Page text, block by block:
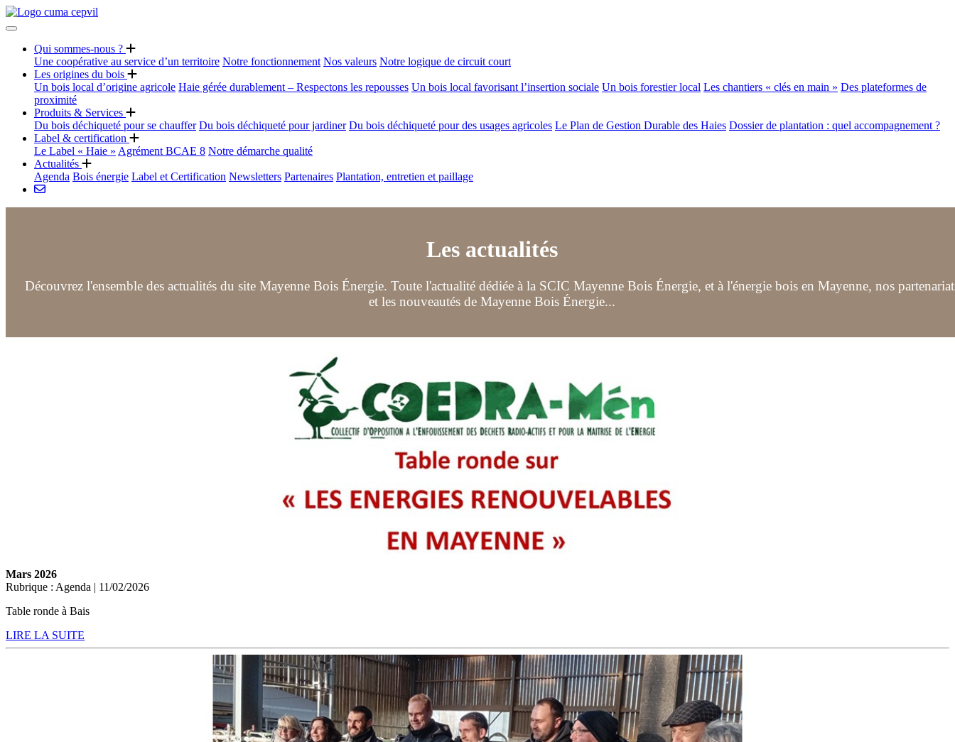
Qui sommes-nous ?
Une coopérative au service d’un territoire Notre fonctionnement Nos valeurs Notre logique de circuit court
Les origines du bois
Un bois local d’origine agricole Haie gérée durablement – Respectons les repousses Un bois local favorisant l’insertion sociale Un bois forestier local Les chantiers « clés en main » Des plateformes de
proximité
Produits & Services
Du bois déchiqueté pour se chauffer Du bois déchiqueté pour jardiner Du bois déchiqueté pour des usages agricoles Le Plan de Gestion Durable des Haies Dossier de plantation : quel accompagnement ?
Label & certification
Le Label « Haie » Agrément BCAE 8 Notre démarche qualité
Actualités
Agenda Bois énergie Label et Certification Newsletters Partenaires Plantation, entretien et paillage
Les actualités
Découvrez l'ensemble des actualités du site Mayenne Bois Énergie. Toute l'actualité dédiée à la SCIC Mayenne Bois Énergie, et à l'énergie bois en Mayenne, nos
et les nouveautés de Mayenne Bois Énergie...
Mars 2026
Rubrique : Agenda | 11/02/2026
Table ronde à Bais
LIRE LA SUITE